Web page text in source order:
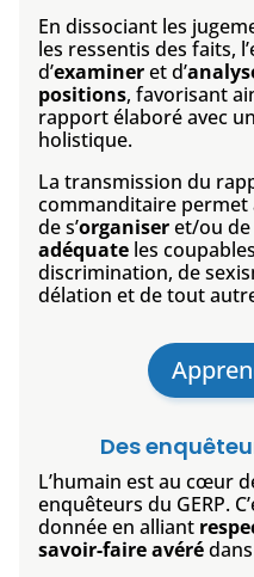
En dissociant les
les ressentis des faits,
d’examineret d’
positions, favorisant
rapport élaboré avec
holistique.
La transmission du
commanditaire permet
de s’organiseret/ou de
adéquate les
discrimination, de
délation et de tout
Des
L’humain est au cœur
enquêteurs du GERP.
donnée en alliant
savoir-faire avéré